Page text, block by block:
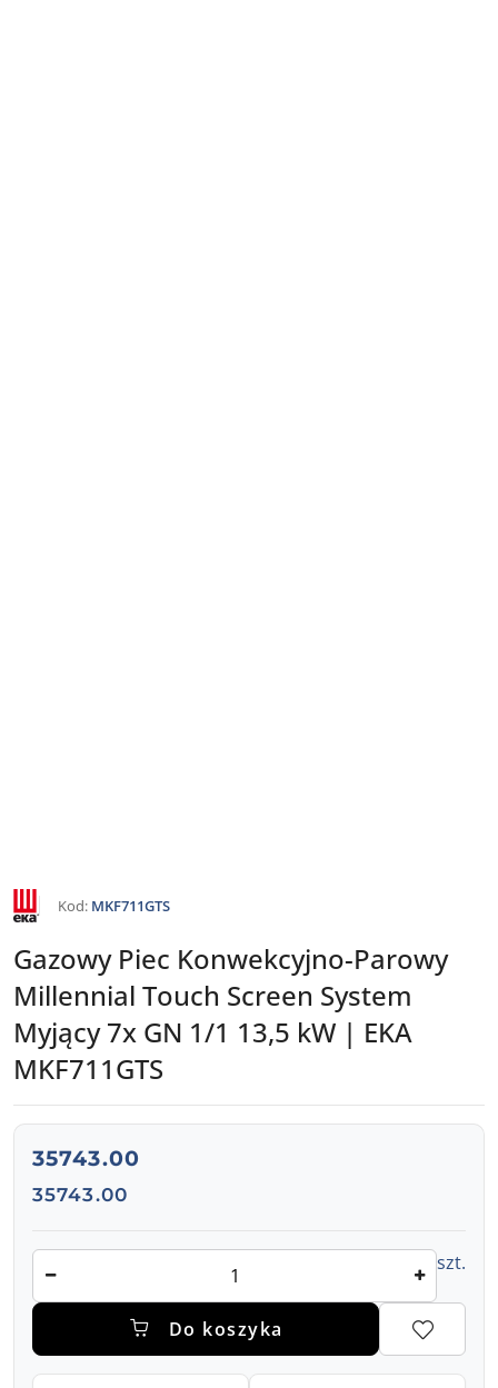
NAZWA
PRODUCENTA:
EKA
Kod: MKF711GTS
Gazowy Piec Konwekcyjno-Parowy
Millennial Touch Screen System
Myjący 7x GN 1/1 13,5 kW | EKA
MKF711GTS
cena:
35743.00
Cena:
35743.00
Ilość szt.
Do koszyka